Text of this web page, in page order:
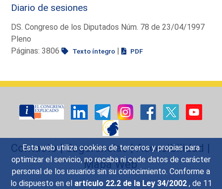
Esta web utiliza cookies de terceros y propias para
optimizar el servicio, no recaba ni cede datos de carácter
personal de los usuarios sin su conocimiento. Conforme a
lo dispuesto en el artículo 22.2 de la Ley 34/2002 , de 11
Diario de sesiones
DS. Congreso de los Diputados Núm. 78 de 23/04/1997
Pleno
Páginas: 3806
Texto íntegro | PDF
Contacto|Sugerencias|Accesibilidad |
Mapa Web